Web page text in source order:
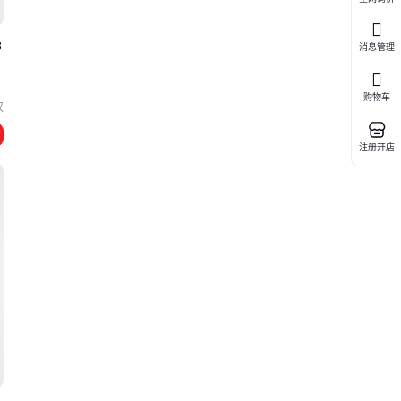
消息管理
购物车
注册开店